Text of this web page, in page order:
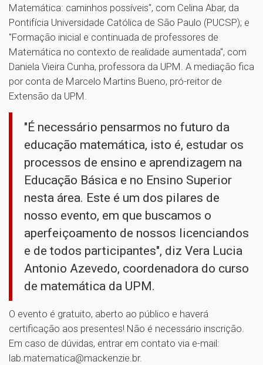
Matemática: caminhos possíveis", com Celina Abar, da
Pontifícia Universidade Católica de São Paulo (PUCSP); e
"Formação inicial e continuada de professores de
Matemática no contexto de realidade aumentada", com
Daniela Vieira Cunha, professora da UPM. A mediação fica
por conta de Marcelo Martins Bueno, pró-reitor de
Extensão da UPM.
"É necessário pensarmos no futuro da
educação matemática, isto é, estudar os
processos de ensino e aprendizagem na
Educação Básica e no Ensino Superior
nesta área. Este é um dos pilares de
nosso evento, em que buscamos o
aperfeiçoamento de nossos licenciandos
e de todos participantes", diz Vera Lucia
Antonio Azevedo, coordenadora do curso
de matemática da UPM.
O evento é gratuito, aberto ao público e haverá
certificação aos presentes! Não é necessário inscrição.
Em caso de dúvidas, entrar em contato via e-mail:
lab.matematica@mackenzie.br.